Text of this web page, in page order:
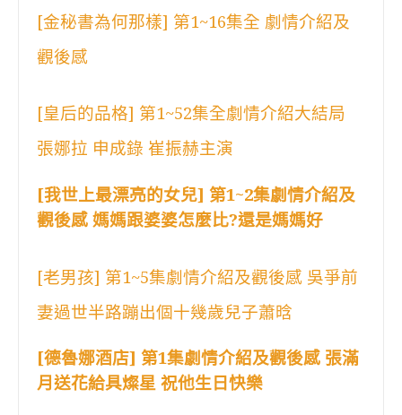
[金秘書為何那樣] 第1~16集全 劇情介紹及
觀後感
[皇后的品格] 第1~52集全劇情介紹大結局
張娜拉 申成錄 崔振赫主演
[我世上最漂亮的女兒] 第1~2集劇情介紹及
觀後感 媽媽跟婆婆怎麼比?還是媽媽好
[老男孩] 第1~5集劇情介紹及觀後感 吳爭前
妻過世半路蹦出個十幾歲兒子蕭晗
[德魯娜酒店] 第1集劇情介紹及觀後感 張滿
月送花給具燦星 祝他生日快樂